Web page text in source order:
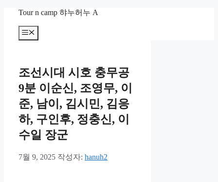
Tour n camp 햐누허누 A
메
뉴
조선시대 시호 충무공
9분 이순신, 조영무, 이
준, 남이, 김시민, 김응
하, 구인후, 정충신, 이
수일 장군
7월 9, 2025 작성자: hanuh2